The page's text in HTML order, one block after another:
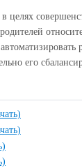
в целях
его